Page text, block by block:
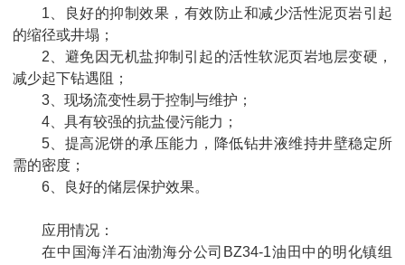
1、良好的抑制效果，有效防止和减少活性泥页岩引起
的缩径或井塌；
2、避免因无机盐抑制引起的活性软泥页岩地层变硬，
减少起下钻遇阻；
3、现场流变性易于控制与维护；
4、具有较强的抗盐侵污能力；
5、提高泥饼的承压能力，降低钻井液维持井壁稳定所
需的密度；
6、良好的储层保护效果。
应用情况：
在中国海洋石油渤海分公司BZ34-1油田中的明化镇组